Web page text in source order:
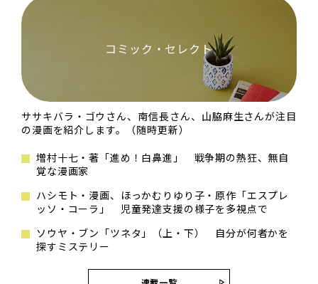
コミック・セレクト
ササキバラ・ゴウさん、南信長さん、山脇麻生さんが注目
の漫画を紹介します。（随時更新）
増村十七・著「進め！白鼻進」 戦争期の熱狂、無自
覚な漫画家
ハシモト・漫画、ほっかむりゆり子・原作「エスプレ
ッソ・コーラ」 児童発達支援の様子を多視点で
ソウヤ・ブン「ツネタ」（上・下） 自分が何者かを
探すミステリー